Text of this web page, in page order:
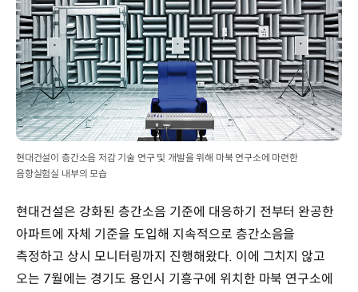
현대건설이 층간소음 저감 기술 연구 및 개발을 위해 마북 연구소에 마련한
음향실험실 내부의 모습
현대건설은 강화된 층간소음 기준에 대응하기 전부터 완공한
아파트에 자체 기준을 도입해 지속적으로 층간소음을
측정하고 상시 모니터링까지 진행해왔다. 이에 그치지 않고
오는 7월에는 경기도 용인시 기흥구에 위치한 마북 연구소에